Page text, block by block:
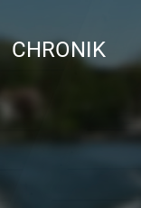
CHRONIK